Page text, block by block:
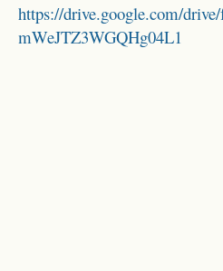
https://drive.google.com/
mWeJTZ3WGQHg04L1